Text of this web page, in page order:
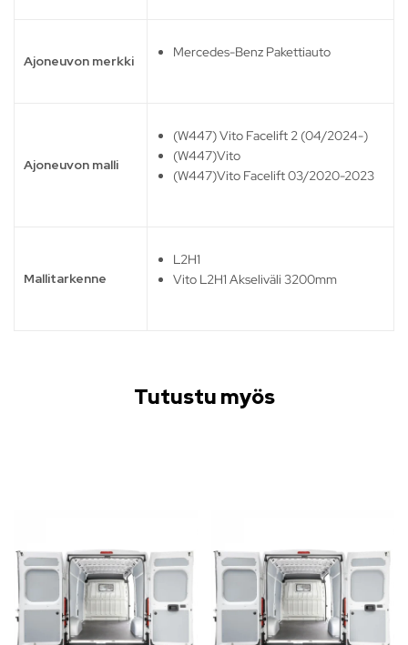
Ajoneuvon merkki
Mercedes-Benz Pakettiauto
Ajoneuvon malli
(W447) Vito Facelift 2 (04/2024-)
(W447)Vito
(W447)Vito Facelift 03/2020-2023
Mallitarkenne
L2H1
Vito L2H1 Akseliväli 3200mm
Tutustu myös